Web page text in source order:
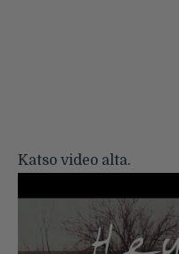
Katso video alta.